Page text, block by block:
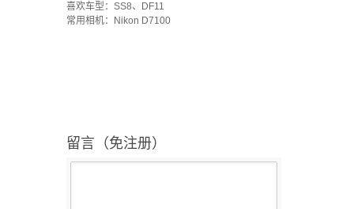
喜欢车型：SS8、DF11
常用相机：Nikon D7100
留言（免注册）